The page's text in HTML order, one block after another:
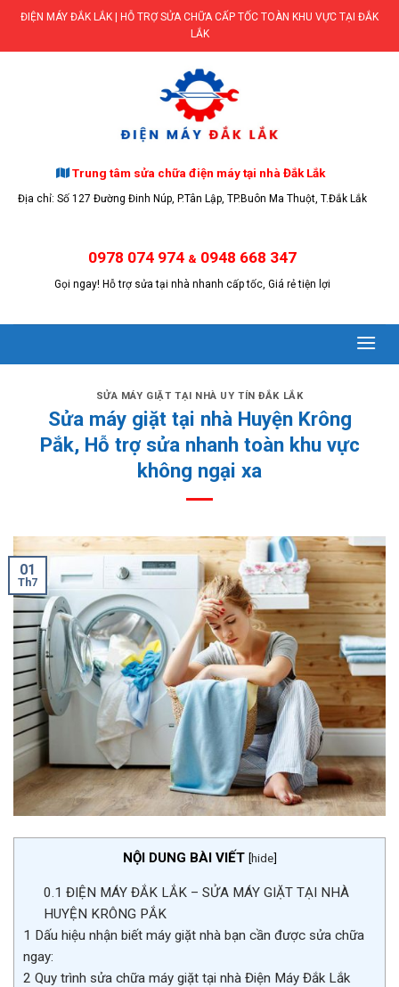
Skip
content
ĐIỆN MÁY ĐẮK LẮK | HỖ TRỢ SỬA CHỮA CẤP TỐC TOÀN KHU VỰC TẠI ĐẮK
LẮK
Trung tâm sửa chữa điện máy tại nhà Đắk Lắk
Địa chỉ: Số 127 Đường Đinh Núp, P.Tân Lập, TP.Buôn Ma Thuột, T.Đắk Lắk
0978 074 974 & 0948 668 347
Gọi ngay! Hỗ trợ sửa tại nhà nhanh cấp tốc, Giá rẻ tiện lợi
SỬA MÁY GIẶT TẠI NHÀ UY TÍN ĐẮK LẮK
Sửa máy giặt tại nhà Huyện Krông
Pắk, Hỗ trợ sửa nhanh toàn khu vực
không ngại xa
01
Th7
NỘI DUNG BÀI VIẾT [hide]
0.1 ĐIỆN MÁY ĐẮK LẮK – SỬA MÁY GIẶT TẠI NHÀ
HUYỆN KRÔNG PẮK
1 Dấu hiệu nhận biết máy giặt nhà bạn cần được sửa chữa
ngay:
2 Quy trình sửa chữa máy giặt tại nhà Điện Máy Đắk Lắk